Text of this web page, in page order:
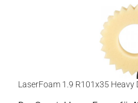
LaserFoam 1.9 R101x35 Heavy